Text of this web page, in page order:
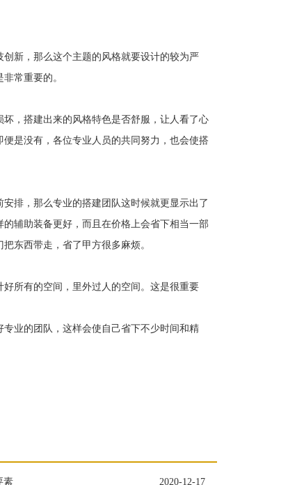
新，那么这个主题的风格就要设计的较为严
常重要的。
，搭建出来的风格特色是否舒服，让人看了心
是没有，各位专业人员的共同努力，也会使搭
排，那么专业的搭建团队这时候就更显示出了
辅助装备更好，而且在价格上会省下相当一部
东西带走，省了甲方很多麻烦。
所有的空间，里外过人的空间。这是很重要
业的团队，这样会使自己省下不少时间和精
2020-12-17
素